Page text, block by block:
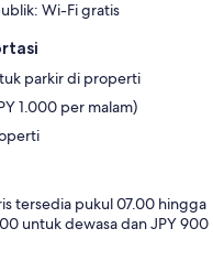
Wi-Fi gratis
parkir di properti
1.000 per malam)
tersedia pukul 07.00 hingga
untuk dewasa dan JPY 900